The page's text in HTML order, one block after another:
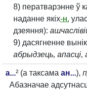
8) ператварэнне ў
наданне якіх-н.
дзеяння):
9) дасягненне
абрыдзець, апасці,
а...² (а таксама ан...),
Абазначае